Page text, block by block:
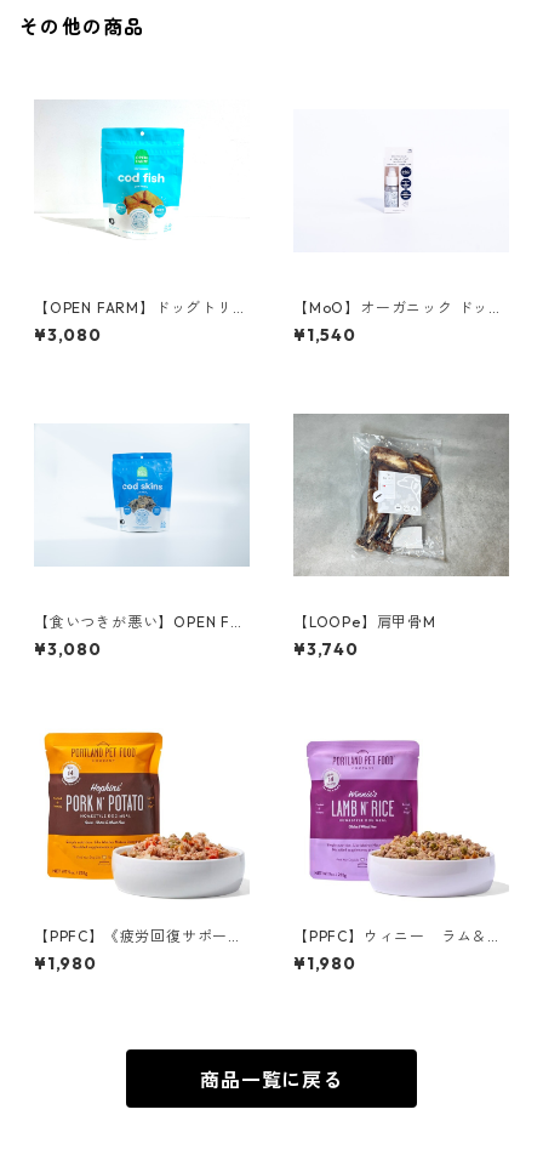
その他の商品
【OPEN FARM】ドッグトリー
ト ディハイドレイテッド コッ
ド
¥3,080
【MoO】オーガニック ドッグ
トゥースペースト50g 〈ピー
チ〉
¥1,540
【食いつきが悪い】OPEN FA
RM ドッグトリート コッドス
キン
¥3,080
【LOOPe】肩甲骨M
¥3,740
【PPFC】《疲労回復サポー
ト》ホプキンス ポーク＆ポ
テト
¥1,980
【PPFC】ウィニー ラム＆ラ
イス
¥1,980
商品一覧に戻る